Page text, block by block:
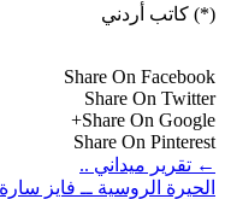
(*) كاتب أردني
Share On Facebook
Share On Twitter
Share On Google+
Share On Pinterest
← تقرير ميداني ..
الحيرة الروسية ــ فايز سارة